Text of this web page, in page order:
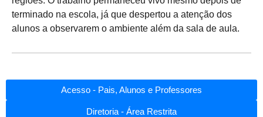
terminado na escola, já que despertou a atenção dos
alunos a observarem o ambiente além da sala de aula.
Acesso - Pais, Alunos e Professores
Diretoria - Área Restrita